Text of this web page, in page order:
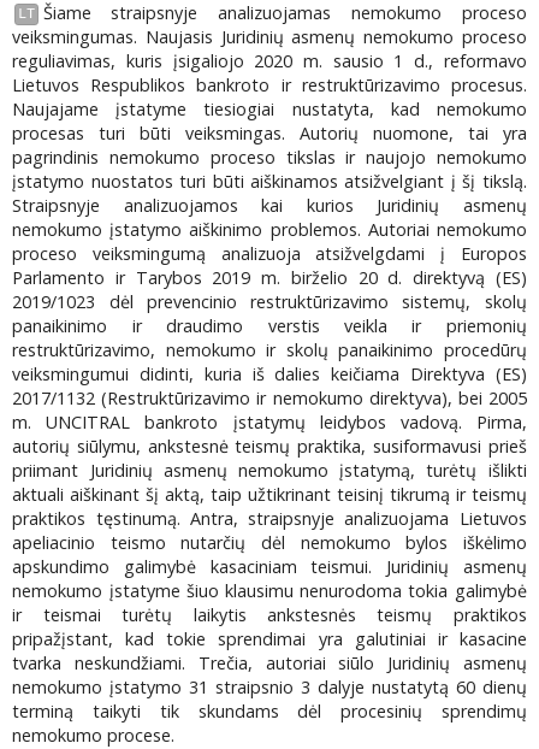
LT Šiame straipsnyje analizuojamas nemokumo proceso
veiksmingumas. Naujasis Juridinių asmenų nemokumo proceso
reguliavimas, kuris įsigaliojo 2020 m. sausio 1 d., reformavo
Lietuvos Respublikos bankroto ir restruktūrizavimo procesus.
Naujajame įstatyme tiesiogiai nustatyta, kad nemokumo
procesas turi būti veiksmingas. Autorių nuomone, tai yra
pagrindinis nemokumo proceso tikslas ir naujojo nemokumo
įstatymo nuostatos turi būti aiškinamos atsižvelgiant į šį tikslą.
Straipsnyje analizuojamos kai kurios Juridinių asmenų
nemokumo įstatymo aiškinimo problemos. Autoriai nemokumo
proceso veiksmingumą analizuoja atsižvelgdami į Europos
Parlamento ir Tarybos 2019 m. birželio 20 d. direktyvą (ES)
2019/1023 dėl prevencinio restruktūrizavimo sistemų, skolų
panaikinimo ir draudimo verstis veikla ir priemonių
restruktūrizavimo, nemokumo ir skolų panaikinimo procedūrų
veiksmingumui didinti, kuria iš dalies keičiama Direktyva (ES)
2017/1132 (Restruktūrizavimo ir nemokumo direktyva), bei 2005
m. UNCITRAL bankroto įstatymų leidybos vadovą. Pirma,
autorių siūlymu, ankstesnė teismų praktika, susiformavusi prieš
priimant Juridinių asmenų nemokumo įstatymą, turėtų išlikti
aktuali aiškinant šį aktą, taip užtikrinant teisinį tikrumą ir teismų
praktikos tęstinumą. Antra, straipsnyje analizuojama Lietuvos
apeliacinio teismo nutarčių dėl nemokumo bylos iškėlimo
apskundimo galimybė kasaciniam teismui. Juridinių asmenų
nemokumo įstatyme šiuo klausimu nenurodoma tokia galimybė
ir teismai turėtų laikytis ankstesnės teismų praktikos
pripažįstant, kad tokie sprendimai yra galutiniai ir kasacine
tvarka neskundžiami. Trečia, autoriai siūlo Juridinių asmenų
nemokumo įstatymo 31 straipsnio 3 dalyje nustatytą 60 dienų
terminą taikyti tik skundams dėl procesinių sprendimų
nemokumo procese.